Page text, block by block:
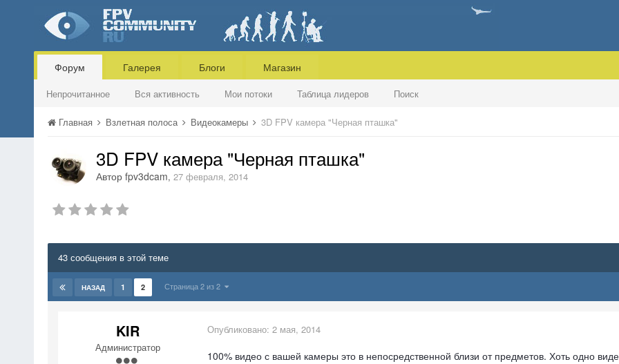
Форум
Непрочитанное Вся активность Мои потоки Таблица лидеров Поиск
Галерея Блоги Магазин
Главная Взлетная полоса Видеокамеры 3D FPV камера "Черная пташка"
3D FPV камера "Черная пташка"
Автор fpv3dcam, 27 февраля, 2014
43 сообщения в этой теме
НАЗАД 1 2 Страница 2 из 2
KIR
Администратор
Опубликовано: 2 мая, 2014
100% видео с вашей камеры это в непосредственной близи от предметов. Хоть одно